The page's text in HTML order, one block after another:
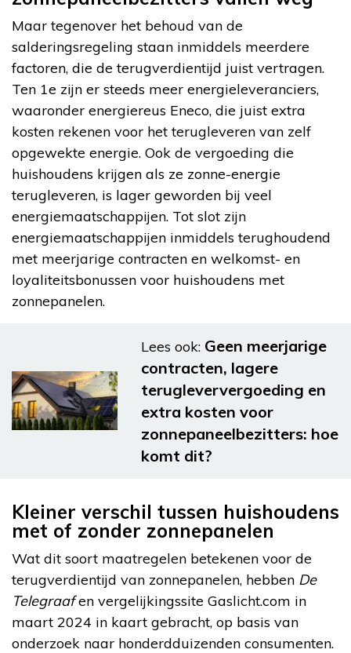
Maar tegenover het behoud van de
salderingsregeling staan inmiddels meerdere
factoren, die de terugverdientijd juist vertragen.
Ten 1e zijn er steeds meer energieleveranciers,
waaronder energiereus Eneco, die juist extra
kosten rekenen voor het terugleveren van zelf
opgewekte energie. Ook de vergoeding die
huishoudens krijgen als ze zonne-energie
terugleveren, is lager geworden bij veel
energiemaatschappijen. Tot slot zijn
energiemaatschappijen inmiddels terughoudend
met meerjarige contracten en welkomst- en
loyaliteitsbonussen voor huishoudens met
zonnepanelen.
Lees ook: Geen meerjarige
contracten, lagere
terugleververgoeding en
extra kosten voor
zonnepaneelbezitters: hoe
komt dit?
Kleiner verschil tussen huishoudens
met of zonder zonnepanelen
Wat dit soort maatregelen betekenen voor de
terugverdientijd van zonnepanelen, hebben De
Telegraafen vergelijkingssite Gaslicht.com in
maart 2024 in kaart gebracht, op basis van
onderzoek naar honderdduizenden consumenten.